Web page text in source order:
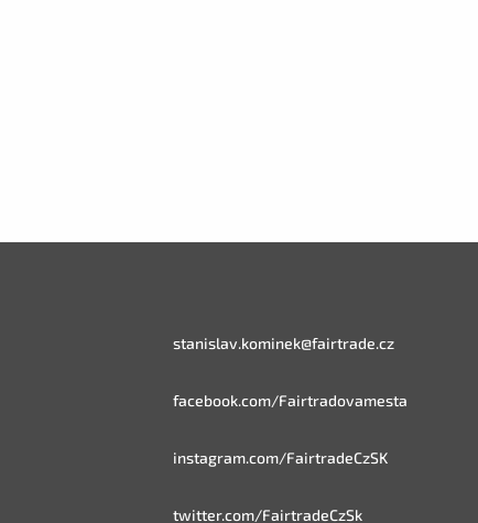
stanislav.kominek@fairtrade.cz
facebook.com/Fairtradovamesta
instagram.com/FairtradeCzSK
twitter.com/FairtradeCzSk